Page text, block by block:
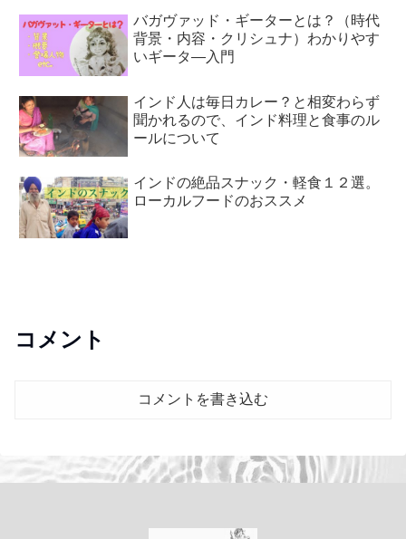
バガヴァッド・ギーターとは？（時代
背景・内容・クリシュナ）わかりやす
いギータ―入門
インド人は毎日カレー？と相変わらず
聞かれるので、インド料理と食事のル
ールについて
インドの絶品スナック・軽食１２選。
ローカルフードのおススメ
コメント
コメントを書き込む